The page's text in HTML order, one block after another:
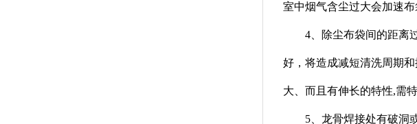
室中烟气含尘过大会加速布
4、除尘布袋间的距离
好，将造成减短清洗周期
大、而且有伸长的特性,需特
5、龙骨焊接处有破洞